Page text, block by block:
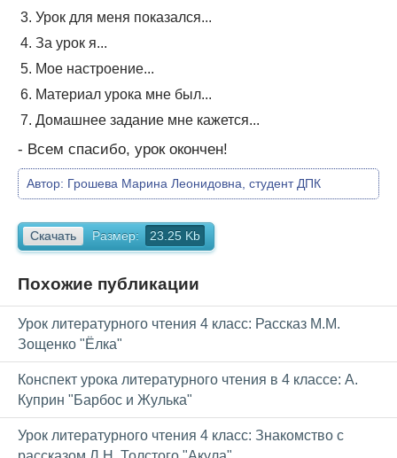
Урок для меня показался...
За урок я...
Мое настроение...
Материал урока мне был...
Домашнее задание мне кажется...
- Всем спасибо, урок окончен!
Автор: Грошева Марина Леонидовна, студент ДПК
Скачать Размер: 23.25 Kb
Похожие публикации
Урок литературного чтения 4 класс: Рассказ М.М.
Зощенко "Ёлка"
Конспект урока литературного чтения в 4 классе: А.
Куприн "Барбос и Жулька"
Урок литературного чтения 4 класс: Знакомство с